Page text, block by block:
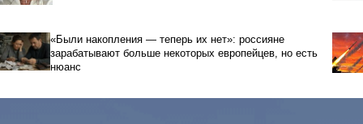
«Были накопления — теперь их нет»: россияне
зарабатывают больше некоторых европейцев, но есть
нюанс